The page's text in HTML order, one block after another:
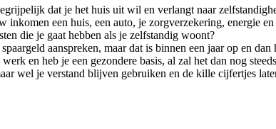
dat je het huis uit wil en verlangt naar
inkomen een huis, een auto, je zorgverzekering, energie
die je gaat hebben als je zelfstandig woont?
aanspreken, maar dat is binnen een jaar op en
en heb je een gezondere basis, al zal het dan nog
wel je verstand blijven gebruiken en de kille cijfertjes